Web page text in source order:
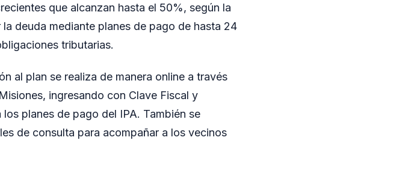
que alcanzan hasta el 50%, según la
deuda mediante planes de pago de hasta 24
tributarias.
al plan se realiza de manera online a través
ingresando con Clave Fiscal y
planes de pago del IPA. También se
de consulta para acompañar a los vecinos